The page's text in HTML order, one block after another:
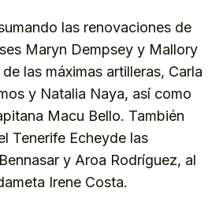
las renovaciones de
Maryn Dempsey y Mallory
las máximas artilleras, Carla
y Natalia Naya, así como
Macu Bello. También
Tenerife Echeyde las
y Aroa Rodríguez, al
Irene Costa.